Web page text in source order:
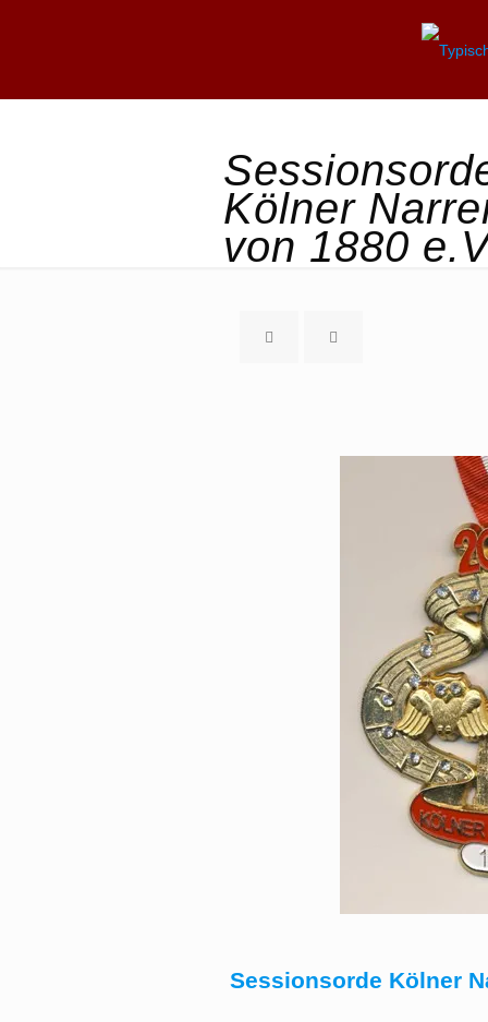
Kölner
von 1880
Sessionsorde Kölner